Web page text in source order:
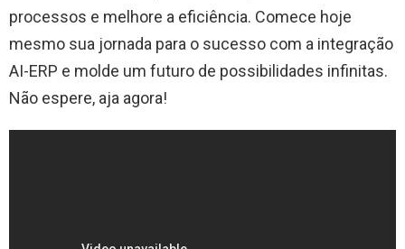
processos e melhore a eficiência. Comece hoje
mesmo sua jornada para o sucesso com a integração
AI-ERP e molde um futuro de possibilidades infinitas.
Não espere, aja agora!